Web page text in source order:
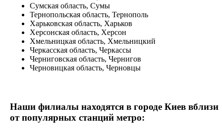
Сумская область, Сумы
Тернопольская область, Тернополь
Харьковская область, Харьков
Херсонская область, Херсон
Хмельницкая область, Хмельницкий
Черкасская область, Черкассы
Черниговская область, Чернигов
Черновицкая область, Черновцы
Наши филиалы находятся в городе Киев вблизи
от популярных станций метро: